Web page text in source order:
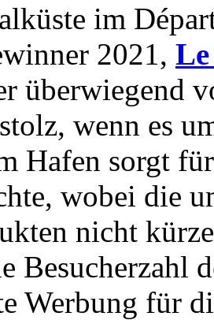
im
2021,
überwiegend
wenn es
Hafen sorgt
wobei die
nicht
Besucherzahl
Werbung für